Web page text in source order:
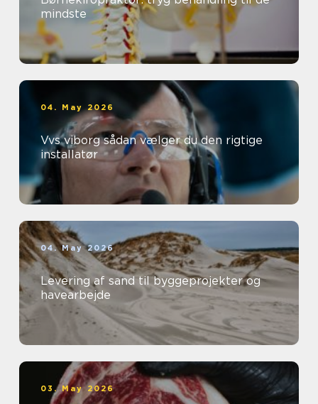
mindste
04. May 2026
Vvs viborg sådan vælger du den rigtige
installatør
04. May 2026
Levering af sand til byggeprojekter og
havearbejde
03. May 2026